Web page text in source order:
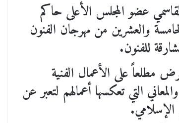
عضو المجلس الأعلى حاكم
13 ديسمبر 2023 الدورة الخامسة والعشرين من مهرجان الفنون
للفنون.
مطلعاً على الأعمال الفنية
التي تعكسها أعمالهم لتعبر عن
الإسلامي.